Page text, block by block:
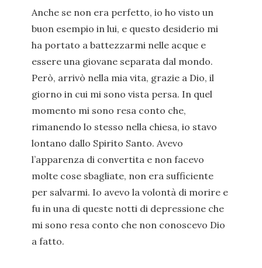
Anche se non era perfetto, io ho visto un
buon esempio in lui, e questo desiderio mi
ha portato a battezzarmi nelle acque e
essere una giovane separata dal mondo.
Però, arrivò nella mia vita, grazie a Dio, il
giorno in cui mi sono vista persa. In quel
momento mi sono resa conto che,
rimanendo lo stesso nella chiesa, io stavo
lontano dallo Spirito Santo. Avevo
l’apparenza di convertita e non facevo
molte cose sbagliate, non era sufficiente
per salvarmi. Io avevo la volontà di morire e
fu in una di queste notti di depressione che
mi sono resa conto che non conoscevo Dio
a fatto.